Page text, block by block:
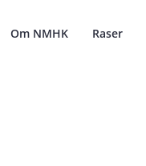
Om NMHK Raser